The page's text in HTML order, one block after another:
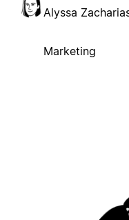
Alyssa
Marketing